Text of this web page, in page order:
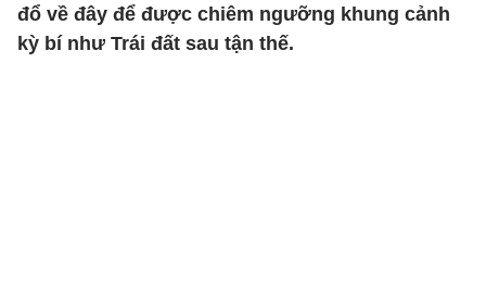
đổ về đây để được chiêm ngưỡng khung cảnh
kỳ bí như Trái đất sau tận thế.